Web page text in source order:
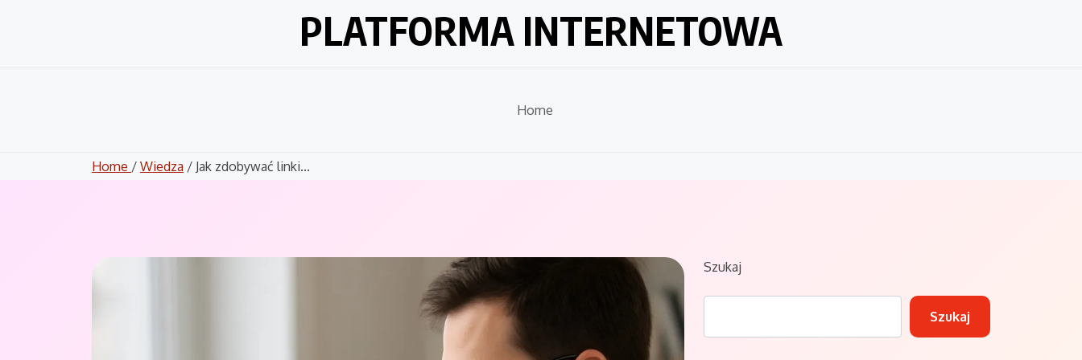
PLATFORMA INTERNETOWA
Home
Home / Wiedza / Jak zdobywać linki...
Szukaj
Szukaj